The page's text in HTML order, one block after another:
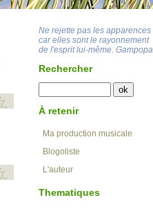
Ne rejette pas les apparences
car elles sont le rayonnement
de l'esprit lui-même. Gampopa
Rechercher
À retenir
Ma production musicale
Blogoliste
L'auteur
Thematiques